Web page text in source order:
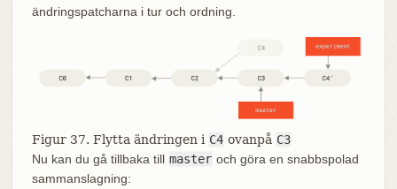
ändringspatcharna i tur och ordning.
Figur 37. Flytta ändringen i C4 ovanpå C3
Nu kan du gå tillbaka till master och göra en snabbspolad
sammanslagning: